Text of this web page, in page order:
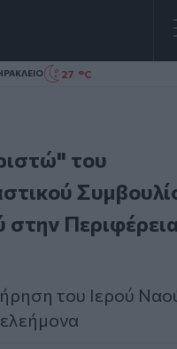
27 °C
του
στην
του Ιερού